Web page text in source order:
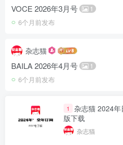
VOCE 2026年3月号 1
6个月前发布
杂志猫
BAILA 2026年4月号 1
6个月前发布
1
杂志猫 2024
版下载
杂志猫